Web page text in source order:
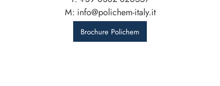
M: info@polichem-italy.it
Brochure Polichem